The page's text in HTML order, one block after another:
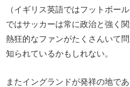
（イギリス英語ではフットボー
ではサッカーは常に政治と強く
熱狂的なファンがたくさんいて
知られているかもしれない。
またイングランドが発祥の地で